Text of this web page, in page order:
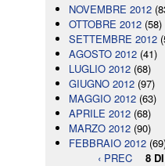
NOVEMBRE 2012
OTTOBRE 2012 (58)
SETTEMBRE 2012
AGOSTO 2012 (41)
LUGLIO 2012 (68)
GIUGNO 2012 (97)
MAGGIO 2012 (63)
APRILE 2012 (68)
MARZO 2012 (90)
FEBBRAIO 2012
‹ PREC
8